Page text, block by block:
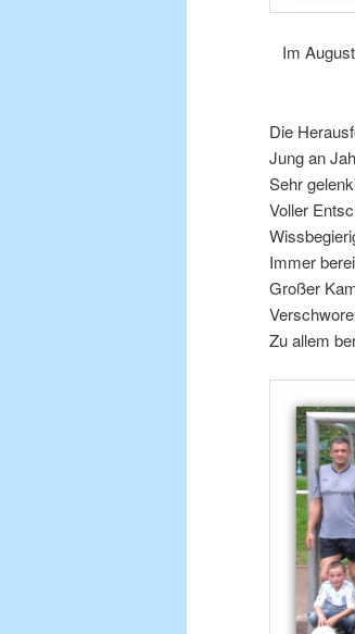
Im
Die
Jung an
Sehr
Voller
Immer
Großer
Zu allem